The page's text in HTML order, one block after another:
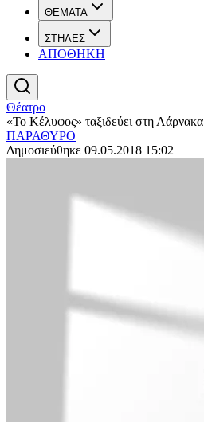
ΘΕΜΑΤΑ
ΣΤΗΛΕΣ
ΑΠΟΘΗΚΗ
Θέατρο
«Το Κέλυφος» ταξιδεύει στη Λάρνακα
ΠΑΡΑΘΥΡΟ
Δημοσιεύθηκε 09.05.2018 15:02